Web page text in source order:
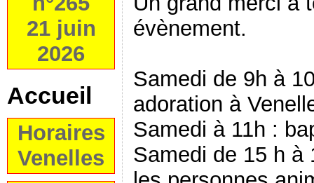
21 juin
2026
Accueil
Horaires
Venelles
évènement.
Samedi de 9h à
adoration à
Samedi à 11h :
Samedi de 15 h à